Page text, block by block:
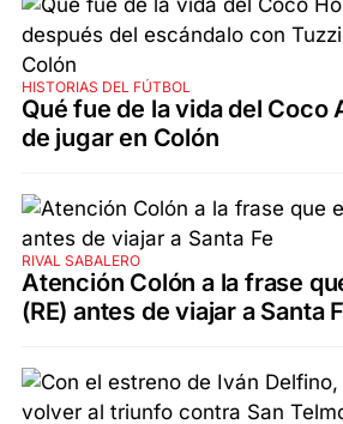
HISTORIAS DEL FÚTBOL
Qué fue de la vida del Coco
de jugar en Colón
RIVAL SABALERO
Atención Colón a la frase
(RE) antes de viajar a Santa